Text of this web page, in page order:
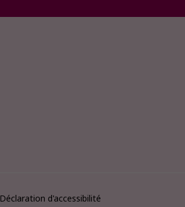
Déclaration d'accessibilité